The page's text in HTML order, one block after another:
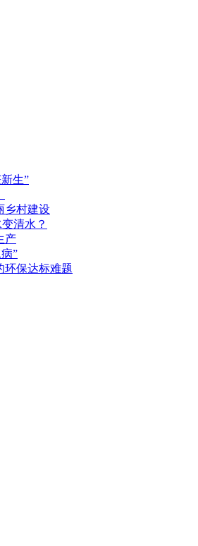
生”
乡村建设
清水？
产
”
环保达标难题